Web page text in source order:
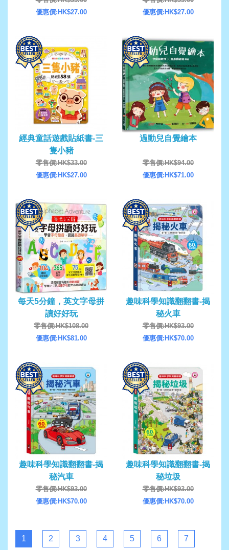
優惠價:HK$27.00
優惠價:HK$27.00
經典童話遊戲貼紙書-三
隻小豬
零售價:HK$33.00
優惠價:HK$27.00
過動兒自覺繪本
零售價:HK$94.00
優惠價:HK$71.00
每天5分鐘，英文字母拼
讀好好玩
零售價:HK$108.00
優惠價:HK$81.00
趣味科學知識翻翻書-揭
秘火車
零售價:HK$93.00
優惠價:HK$70.00
趣味科學知識翻翻書-揭
秘汽車
零售價:HK$93.00
優惠價:HK$70.00
趣味科學知識翻翻書-揭
秘垃圾
零售價:HK$93.00
優惠價:HK$70.00
1 2 3 4 5 6 7